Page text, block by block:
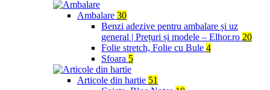
Ambalare 30
Benzi adezive pentru ambalare și uz
general | Prețuri și modele – Elhor.ro 20
Folie stretch, Folie cu Bule 4
Sfoara 5
Articole din hartie 51